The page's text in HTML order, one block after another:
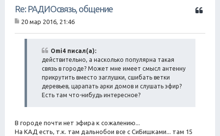
Ц
Re: РАДИОсвязь, общение
20 мар 2016, 21:46
Omi4 писал(а):
действительно, а насколько популярна такая
связь в городе? Может мне имеет смысл антенну
прикрутить вместо заглушки, сшибать ветки
деревьев, царапать арки домов и слушать эфир?
Есть там что-нибудь интересное?
В городе почти нет эфира к сожалению...
На КАД есть, т.к. там дальнобои все с СиБишками... там 15